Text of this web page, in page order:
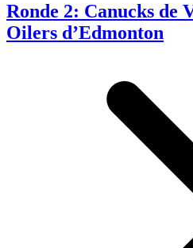
Ronde 2: Canucks de
Oilers d’Edmonton